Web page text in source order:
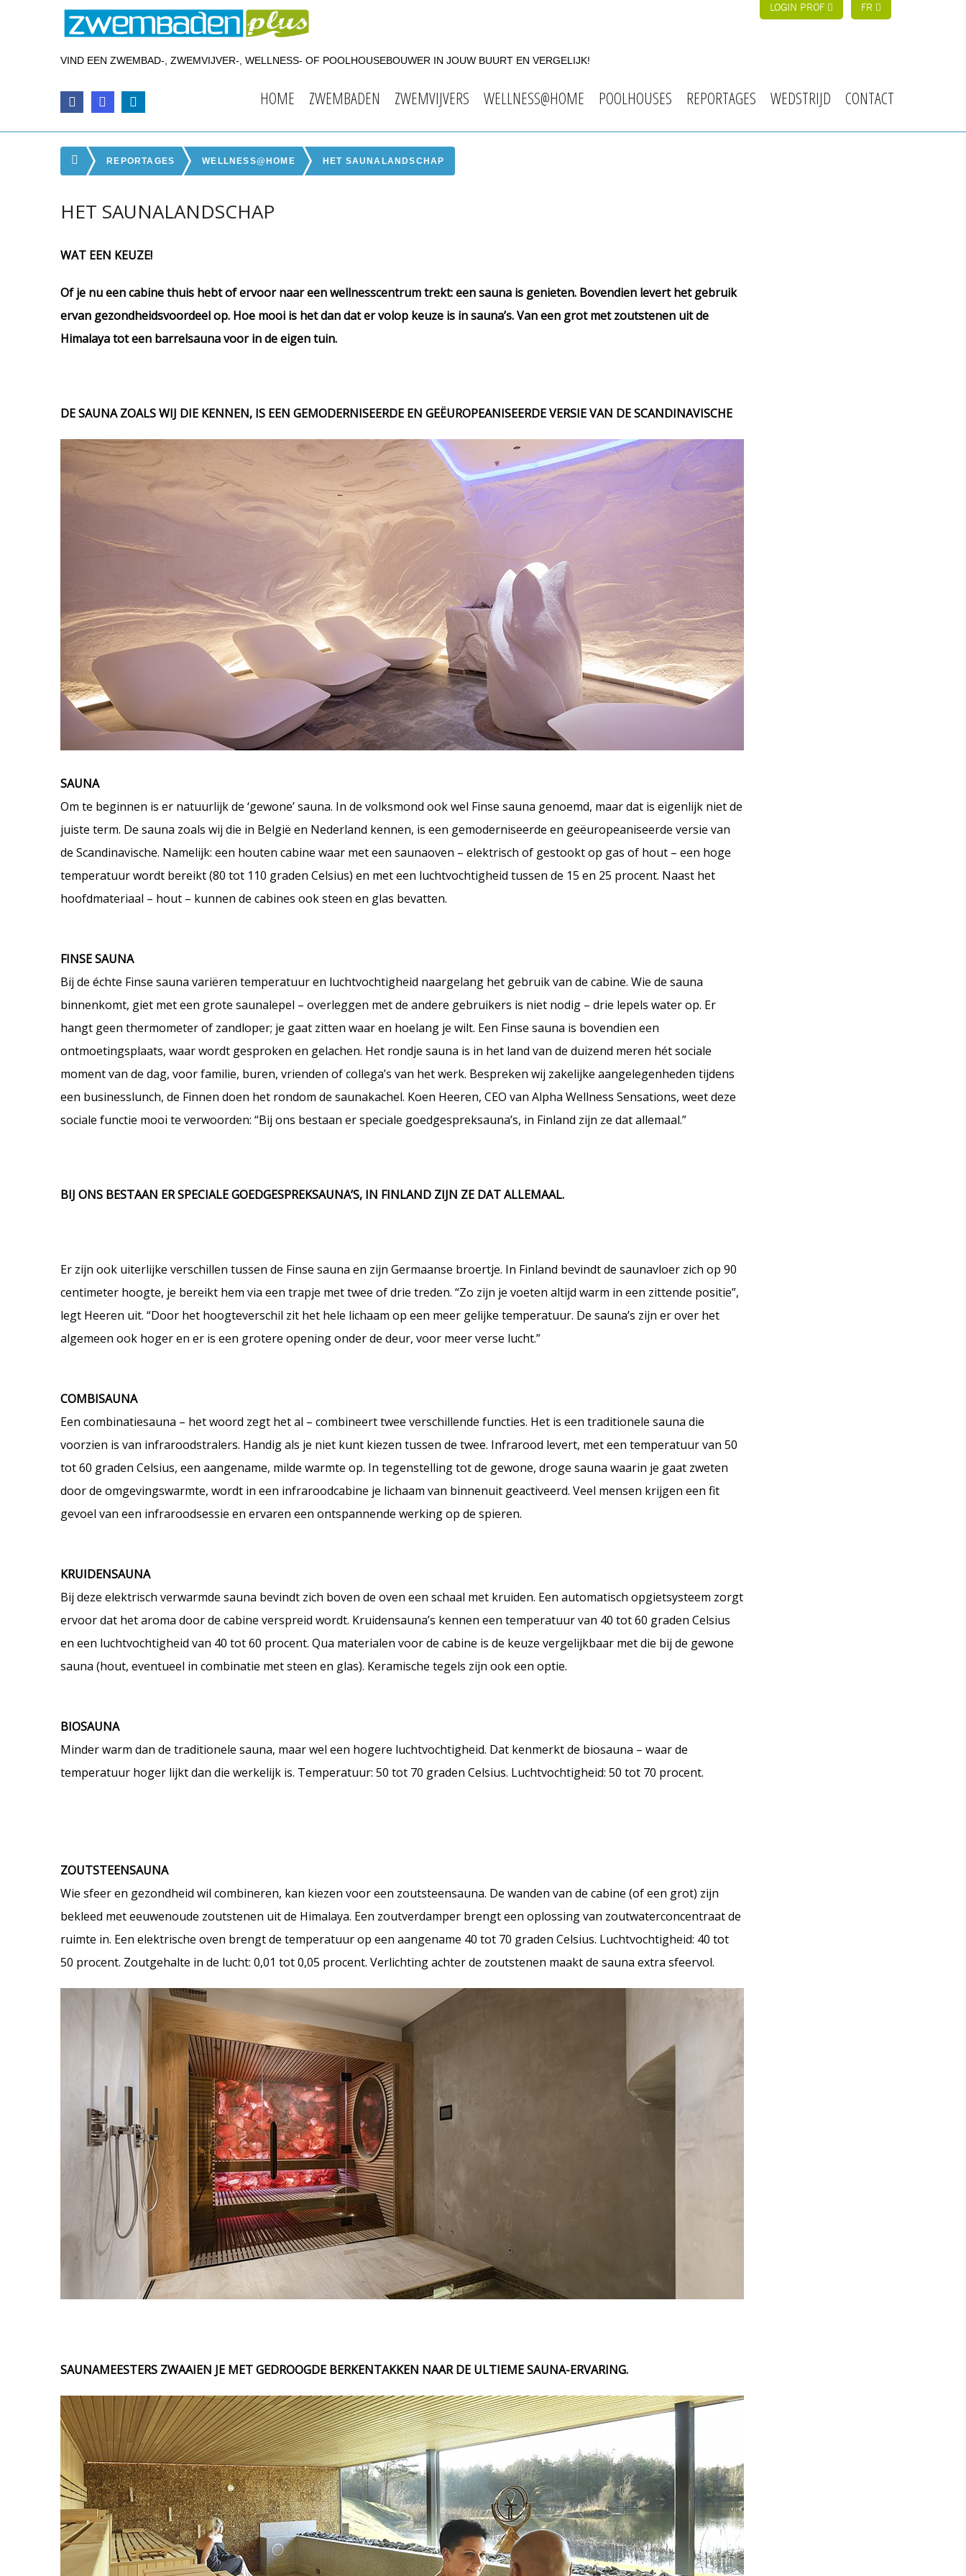
LOGIN PROF FR
VIND EEN ZWEMBAD-, ZWEMVIJVER-, WELLNESS- OF POOLHOUSEBOUWER IN JOUW BUURT EN VERGELIJK!
HOME ZWEMBADEN ZWEMVIJVERS WELLNESS@HOME POOLHOUSES REPORTAGES WEDSTRIJD CONTACT
REPORTAGES WELLNESS@HOME HET SAUNALANDSCHAP
HET SAUNALANDSCHAP
WAT EEN KEUZE!
Of je nu een cabine thuis hebt of ervoor naar een wellnesscentrum trekt: een sauna is genieten. Bovendien levert het gebruik
ervan gezondheidsvoordeel op. Hoe mooi is het dan dat er volop keuze is in sauna’s. Van een grot met zoutstenen uit de
Himalaya tot een barrelsauna voor in de eigen tuin.
DE SAUNA ZOALS WIJ DIE KENNEN, IS EEN GEMODERNISEERDE EN GEËUROPEANISEERDE VERSIE VAN DE SCANDINAVISCHE
SAUNA
Om te beginnen is er natuurlijk de ‘gewone’ sauna. In de volksmond ook wel Finse sauna genoemd, maar dat is eigenlijk niet de
juiste term. De sauna zoals wij die in België en Nederland kennen, is een gemoderniseerde en geëuropeaniseerde versie van
de Scandinavische. Namelijk: een houten cabine waar met een saunaoven – elektrisch of gestookt op gas of hout – een hoge
temperatuur wordt bereikt (80 tot 110 graden Celsius) en met een luchtvochtigheid tussen de 15 en 25 procent. Naast het
hoofdmateriaal – hout – kunnen de cabines ook steen en glas bevatten.
FINSE SAUNA
Bij de échte Finse sauna variëren temperatuur en luchtvochtigheid naargelang het gebruik van de cabine. Wie de sauna
binnenkomt, giet met een grote saunalepel – overleggen met de andere gebruikers is niet nodig – drie lepels water op. Er
hangt geen thermometer of zandloper; je gaat zitten waar en hoelang je wilt. Een Finse sauna is bovendien een
ontmoetingsplaats, waar wordt gesproken en gelachen. Het rondje sauna is in het land van de duizend meren hét sociale
moment van de dag, voor familie, buren, vrienden of collega’s van het werk. Bespreken wij zakelijke aangelegenheden tijdens
een businesslunch, de Finnen doen het rondom de saunakachel. Koen Heeren, CEO van Alpha Wellness Sensations, weet deze
sociale functie mooi te verwoorden: “Bij ons bestaan er speciale goedgespreksauna’s, in Finland zijn ze dat allemaal.”
BIJ ONS BESTAAN ER SPECIALE GOEDGESPREKSAUNA’S, IN FINLAND ZIJN ZE DAT ALLEMAAL.
Er zijn ook uiterlijke verschillen tussen de Finse sauna en zijn Germaanse broertje. In Finland bevindt de saunavloer zich op 90
centimeter hoogte, je bereikt hem via een trapje met twee of drie treden. “Zo zijn je voeten altijd warm in een zittende positie”,
legt Heeren uit. “Door het hoogteverschil zit het hele lichaam op een meer gelijke temperatuur. De sauna’s zijn er over het
algemeen ook hoger en er is een grotere opening onder de deur, voor meer verse lucht.”
COMBISAUNA
Een combinatiesauna – het woord zegt het al – combineert twee verschillende functies. Het is een traditionele sauna die
voorzien is van infraroodstralers. Handig als je niet kunt kiezen tussen de twee. Infrarood levert, met een temperatuur van 50
tot 60 graden Celsius, een aangename, milde warmte op. In tegenstelling tot de gewone, droge sauna waarin je gaat zweten
door de omgevingswarmte, wordt in een infraroodcabine je lichaam van binnenuit geactiveerd. Veel mensen krijgen een fit
gevoel van een infraroodsessie en ervaren een ontspannende werking op de spieren.
KRUIDENSAUNA
Bij deze elektrisch verwarmde sauna bevindt zich boven de oven een schaal met kruiden. Een automatisch opgietsysteem zorgt
ervoor dat het aroma door de cabine verspreid wordt. Kruidensauna’s kennen een temperatuur van 40 tot 60 graden Celsius
en een luchtvochtigheid van 40 tot 60 procent. Qua materialen voor de cabine is de keuze vergelijkbaar met die bij de gewone
sauna (hout, eventueel in combinatie met steen en glas). Keramische tegels zijn ook een optie.
BIOSAUNA
Minder warm dan de traditionele sauna, maar wel een hogere luchtvochtigheid. Dat kenmerkt de biosauna – waar de
temperatuur hoger lijkt dan die werkelijk is. Temperatuur: 50 tot 70 graden Celsius. Luchtvochtigheid: 50 tot 70 procent.
ZOUTSTEENSAUNA
Wie sfeer en gezondheid wil combineren, kan kiezen voor een zoutsteensauna. De wanden van de cabine (of een grot) zijn
bekleed met eeuwenoude zoutstenen uit de Himalaya. Een zoutverdamper brengt een oplossing van zoutwaterconcentraat de
ruimte in. Een elektrische oven brengt de temperatuur op een aangename 40 tot 70 graden Celsius. Luchtvochtigheid: 40 tot
50 procent. Zoutgehalte in de lucht: 0,01 tot 0,05 procent. Verlichting achter de zoutstenen maakt de sauna extra sfeervol.
SAUNAMEESTERS ZWAAIEN JE MET GEDROOGDE BERKENTAKKEN NAAR DE ULTIEME SAUNA-ERVARING.